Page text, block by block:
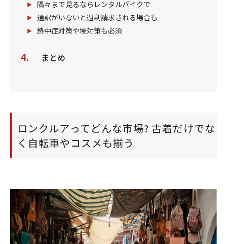
隅々まで見るならレンタルバイクで
通訳がいないと過剰請求される場合も
熱中症対策や埃対策も必須
まとめ
ロンクルアってどんな市場? 古着だけでな
く自転車やコスメも揃う